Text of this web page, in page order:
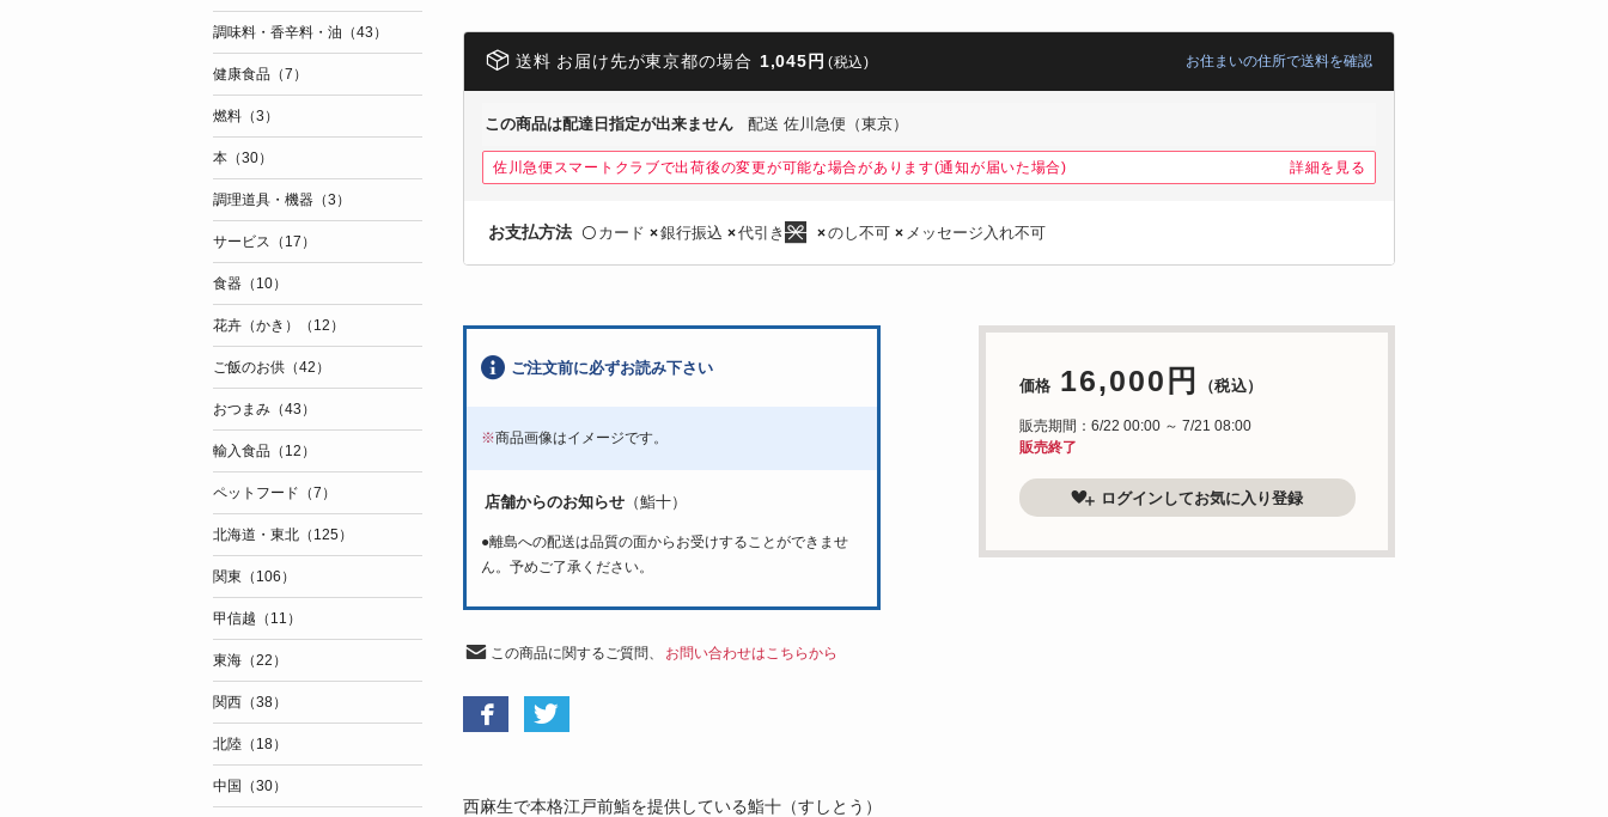
送料 お届け先が東京都の場合 1,045円 (税込) お住まいの住所で送料を確認
この商品は配達日指定が出来ません 配送 佐川急便（東京）
佐川急便スマートクラブで出荷後の変更が可能な場合があります(通知が届いた場合) 詳細を見る
お支払方法 〇 カード ×銀行振込 ×代引き ×のし不可 × メッセージ入れ不可
価格 16,000円 （税込）
販売期間：6/22 00:00 ～ 7/21 08:00
販売終了
ログインしてお気に入り登録
ご注文前に必ずお読み下さい
※商品画像はイメージです。
店舗からのお知らせ（鮨十）
●離島への配送は品質の面からお受けすることができませ
ん。予めご了承ください。
この商品に関するご質問、 お問い合わせはこちらから
西麻生で本格江戸前鮨を提供している鮨十（すしとう）
調味料・香辛料・油（43）
健康食品（7）
燃料（3）
本（30）
調理道具・機器（3）
サービス（17）
食器（10）
花卉（かき）（12）
ご飯のお供（42）
おつまみ（43）
輸入食品（12）
ペットフード（7）
北海道・東北（125）
関東（106）
甲信越（11）
東海（22）
関西（38）
北陸（18）
中国（30）